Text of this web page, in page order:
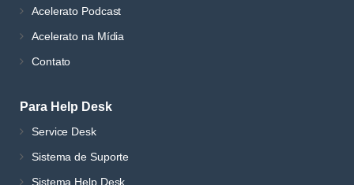
Acelerato Podcast
Acelerato na Mídia
Contato
Para Help Desk
Service Desk
Sistema de Suporte
Sistema Help Desk